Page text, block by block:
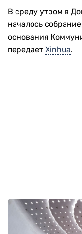
В среду утром в
началось
основания
передает Xinhua.